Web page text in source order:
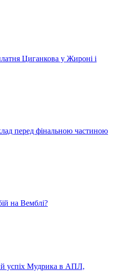
Циганкова у Жироні і
перед фінальною частиною
на Вемблі?
успіх Мудрика в АПЛ,